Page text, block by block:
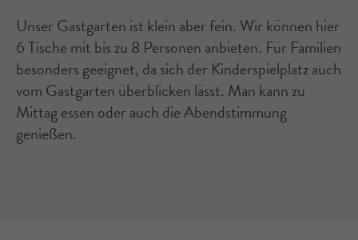
Unser Gastgarten ist klein aber fein. Wir können hier
6 Tische mit bis zu 8 Personen anbieten. Für Familien
besonders geeignet, da sich der Kinderspielplatz auch
vom Gastgarten überblicken lässt. Man kann zu
Mittag essen oder auch die Abendstimmung
genießen.